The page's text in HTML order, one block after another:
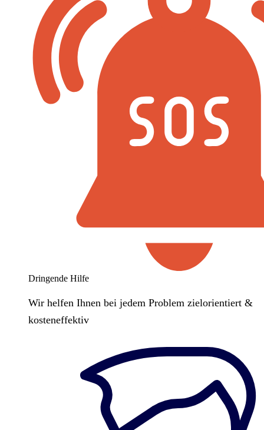
Dringende Hilfe
Wir helfen Ihnen bei jedem Problem zielorientiert &
kosteneffektiv